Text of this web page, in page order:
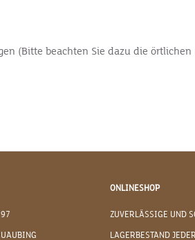
(Bitte beachten Sie dazu die örtlichen
ONLINESHOP
ZUVERLÄSSIGE UND
LAGERBESTAND